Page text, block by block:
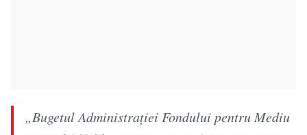
„Bugetul Administrației Fondului pentru Mediu